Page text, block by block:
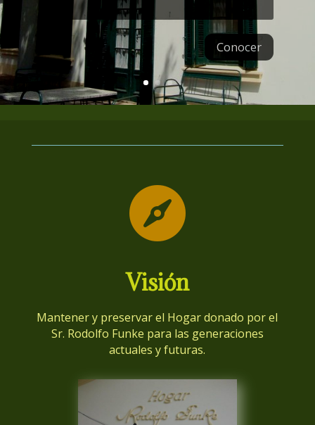
Conocer

Visión
Mantener y preservar el Hogar donado por el
Sr. Rodolfo Funke para las generaciones
actuales y futuras.